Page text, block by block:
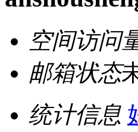
空间访问
邮箱状态
统计信息